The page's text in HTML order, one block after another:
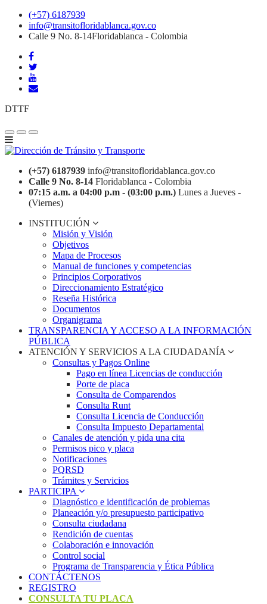
(+57) 6187939
info@transitofloridablanca.gov.co
Calle 9 No. 8-14Floridablanca - Colombia
DTTF
(+57) 6187939 info@transitofloridablanca.gov.co
Calle 9 No. 8-14 Floridablanca - Colombia
07:15 a.m. a 04:00 p.m - (03:00 p.m.) Lunes a Jueves -
(Viernes)
INSTITUCIÓN
Misión y Visión
Objetivos
Mapa de Procesos
Manual de funciones y competencias
Principios Corporativos
Direccionamiento Estratégico
Reseña Histórica
Documentos
Organigrama
TRANSPARENCIA Y ACCESO A LA INFORMACIÓN
PÚBLICA
ATENCIÓN Y SERVICIOS A LA CIUDADANÍA
Consultas y Pagos Online
Pago en línea Licencias de conducción
Porte de placa
Consulta de Comparendos
Consulta Runt
Consulta Licencia de Conducción
Consulta Impuesto Departamental
Canales de atención y pida una cita
Permisos pico y placa
Notificaciones
PQRSD
Trámites y Servicios
PARTICIPA
Diagnóstico e identificación de problemas
Planeación y/o presupuesto participativo​
Consulta ciudadana
Rendición de cuentas
Colaboración e innovación
Control social
Programa de Transparencia y Ética Pública
CONTÁCTENOS
REGISTRO
CONSULTA TU PLACA